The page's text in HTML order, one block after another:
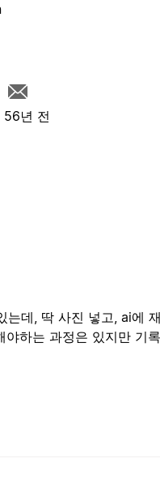
56년 전
는데, 딱 사진 넣고, ai에
하는 과정은 있지만 기